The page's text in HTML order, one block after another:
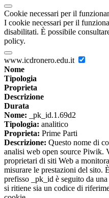
Cookie necessari per il
I cookie necessari per il
disabilitati. È possibile
policy.
www.icdronero.edu.it
Nome
Tipologia
Proprieta
Descrizione
Durata
Nome: _pk_id.1.69d2
Tipologia: analitico
Proprieta: Prime Parti
Descrizione: Questo nome di
analisi web open source Piwik.
proprietari di siti Web a
misurare le prestazioni del sito.
prefisso _pk_id è seguito da
si ritiene sia un codice di